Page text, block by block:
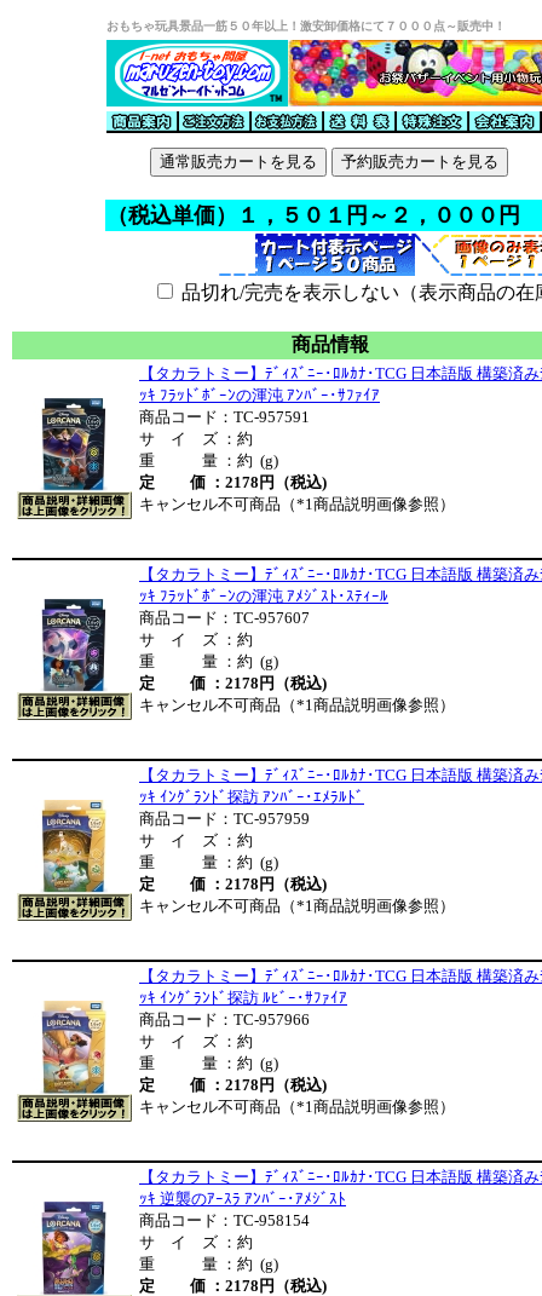
おもちゃ玩具景品一筋５０年以上！激安卸価格にて７０００点～販売中！
（税込単価）１，５０１円～２，０００円
品切れ/完売を表示しない（表示商品の
商品情報
【タカラトミー】ﾃﾞｨｽﾞﾆｰ･ﾛﾙｶﾅ･TCG 日本語版 構築済
ｯｷ ﾌﾗｯﾄﾞﾎﾞｰﾝの渾沌 ｱﾝﾊﾞｰ･ｻﾌｧｲｱ
商品コード：TC-957591
サ イ ズ ：約
重 量 ：約 (g)
定 価 ：2178円（税込)
キャンセル不可商品（*1商品説明画像参照）
【タカラトミー】ﾃﾞｨｽﾞﾆｰ･ﾛﾙｶﾅ･TCG 日本語版 構築済
ｯｷ ﾌﾗｯﾄﾞﾎﾞｰﾝの渾沌 ｱﾒｼﾞｽﾄ･ｽﾃｨｰﾙ
商品コード：TC-957607
サ イ ズ ：約
重 量 ：約 (g)
定 価 ：2178円（税込)
キャンセル不可商品（*1商品説明画像参照）
【タカラトミー】ﾃﾞｨｽﾞﾆｰ･ﾛﾙｶﾅ･TCG 日本語版 構築済
ｯｷ ｲﾝｸﾞﾗﾝﾄﾞ探訪 ｱﾝﾊﾞｰ･ｴﾒﾗﾙﾄﾞ
商品コード：TC-957959
サ イ ズ ：約
重 量 ：約 (g)
定 価 ：2178円（税込)
キャンセル不可商品（*1商品説明画像参照）
【タカラトミー】ﾃﾞｨｽﾞﾆｰ･ﾛﾙｶﾅ･TCG 日本語版 構築済
ｯｷ ｲﾝｸﾞﾗﾝﾄﾞ探訪 ﾙﾋﾞｰ･ｻﾌｧｲｱ
商品コード：TC-957966
サ イ ズ ：約
重 量 ：約 (g)
定 価 ：2178円（税込)
キャンセル不可商品（*1商品説明画像参照）
【タカラトミー】ﾃﾞｨｽﾞﾆｰ･ﾛﾙｶﾅ･TCG 日本語版 構築済
ｯｷ 逆襲のｱｰｽﾗ ｱﾝﾊﾞｰ･ｱﾒｼﾞｽﾄ
商品コード：TC-958154
サ イ ズ ：約
重 量 ：約 (g)
定 価 ：2178円（税込)